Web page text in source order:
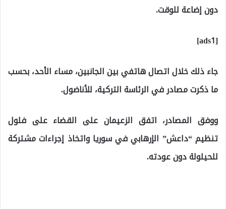
دون إضاعة للوقت.
[ads1]
جاء ذلك خلال اتصال هاتفي بين الجانبين، مساء الأحد، بحسب
ما ذكرت مصادر في الرئاسة التركية، للأناضول.
ووفق المصادر، اتفق الزعيمان على القضاء على فلول
تنظيم “داعش” الإرهابي في سوريا واتخاذ إجراءات مشتركة
للحيلولة دون عودته.